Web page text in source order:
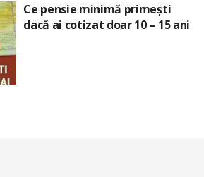
Ce pensie minimă primești
dacă ai cotizat doar 10 – 15 ani